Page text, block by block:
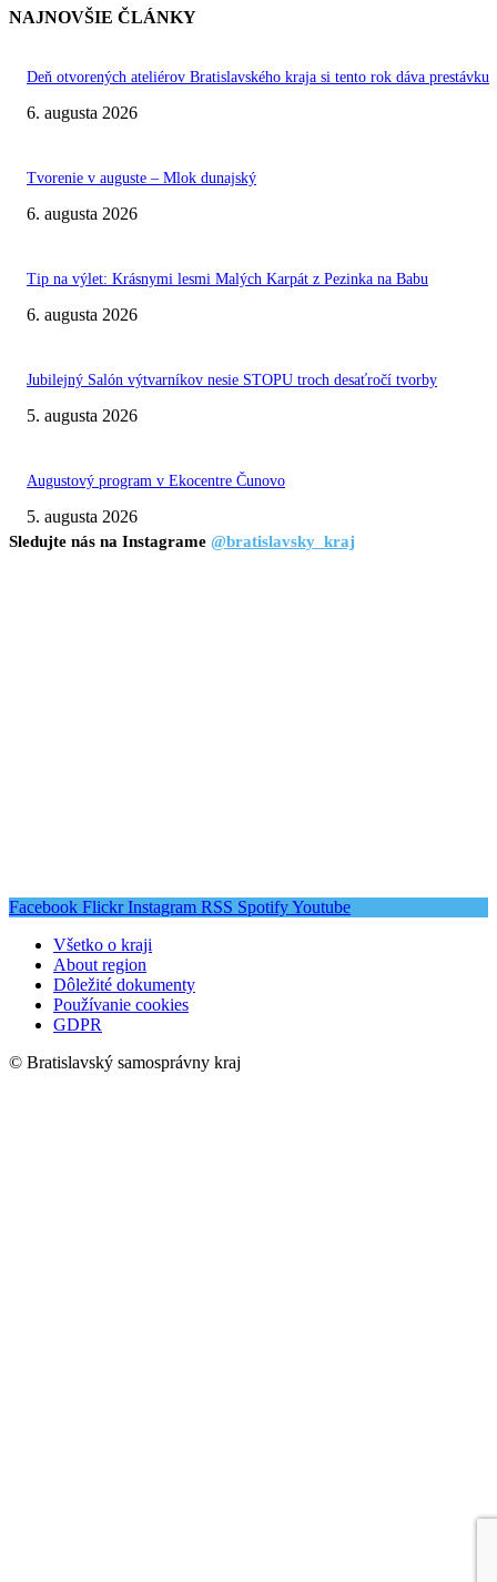
NAJNOVŠIE ČLÁNKY
Deň otvorených ateliérov Bratislavského kraja si tento rok dáva prestávku
6. augusta 2026
Tvorenie v auguste – Mlok dunajský
6. augusta 2026
Tip na výlet: Krásnymi lesmi Malých Karpát z Pezinka na Babu
6. augusta 2026
Jubilejný Salón výtvarníkov nesie STOPU troch desaťročí tvorby
5. augusta 2026
Augustový program v Ekocentre Čunovo
5. augusta 2026
Sledujte nás na Instagrame @bratislavsky_kraj
Facebook Flickr Instagram RSS SpotifyYoutube
Všetko o kraji
About region
Dôležité dokumenty
Používanie cookies
GDPR
© Bratislavský samosprávny kraj